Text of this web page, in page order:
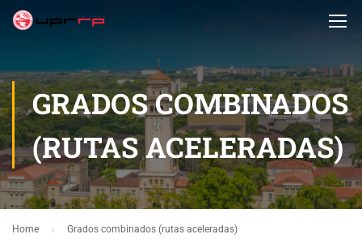
GRADOS COMBINADOS
(RUTAS ACELERADAS)
Home Grados combinados (rutas aceleradas)